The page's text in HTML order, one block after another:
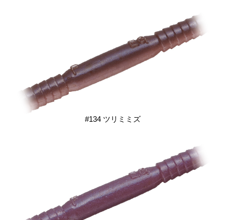
#134 ツリミミズ